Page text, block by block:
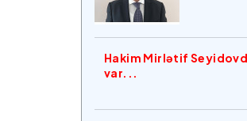
Hakim Mirlətif
var...